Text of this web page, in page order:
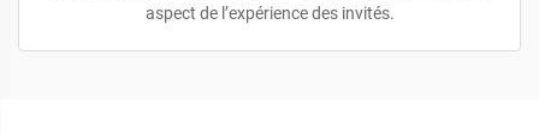
aspect de l’expérience des invités.